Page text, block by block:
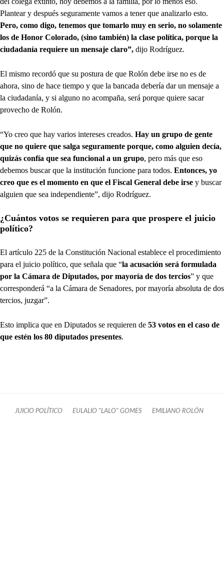
Plantear y después seguramente vamos a tener que analizarlo esto.
Pero, como digo, tenemos que tomarlo muy en serio, no solamente
los de Honor Colorado, (sino también) la clase política, porque la
ciudadanía requiere un mensaje claro”, dijo Rodríguez.
El mismo recordó que su postura de que Rolón debe irse no es de
ahora, sino de hace tiempo y que la bancada debería dar un mensaje a
la ciudadanía, y si alguno no acompaña, será porque quiere sacar
provecho de Rolón.
“Yo creo que hay varios intereses creados. Hay un grupo de gente
que no quiere que salga seguramente porque, como alguien decía,
quizás confía que sea funcional a un grupo, pero más que eso
debemos buscar que la institución funcione para todos. Entonces, yo
creo que es el momento en que el Fiscal General debe irse y buscar
alguien que sea independiente”, dijo Rodríguez.
¿Cuántos votos se requieren para que prospere el juicio
político?
El artículo 225 de la Constitución Nacional establece el procedimiento
para el juicio político, que señala que “la acusación será formulada
por la Cámara de Diputados, por mayoría de dos tercios” y que
corresponderá “a la Cámara de Senadores, por mayoría absoluta de dos
tercios, juzgar”.
Esto implica que en Diputados se requieren de 53 votos en el caso de
que estén los 80 diputados presentes.
JUICIO POLÍTICO EULALIO "LALO" GOMES EMILIANO ROLÓN